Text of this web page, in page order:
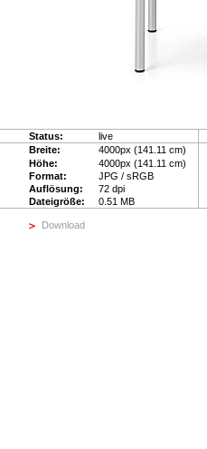
Status: live
Breite:
4000px (141.11 cm)
Höhe:
4000px (141.11 cm)
Format:
JPG / sRGB
Auflösung:
72 dpi
Dateigröße:
0.51 MB
Download